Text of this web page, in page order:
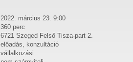
2022. március 23. 9:00
360 perc
6721 Szeged Felső Tisza-part 2.
előadás, konzultáció
vállalkozási